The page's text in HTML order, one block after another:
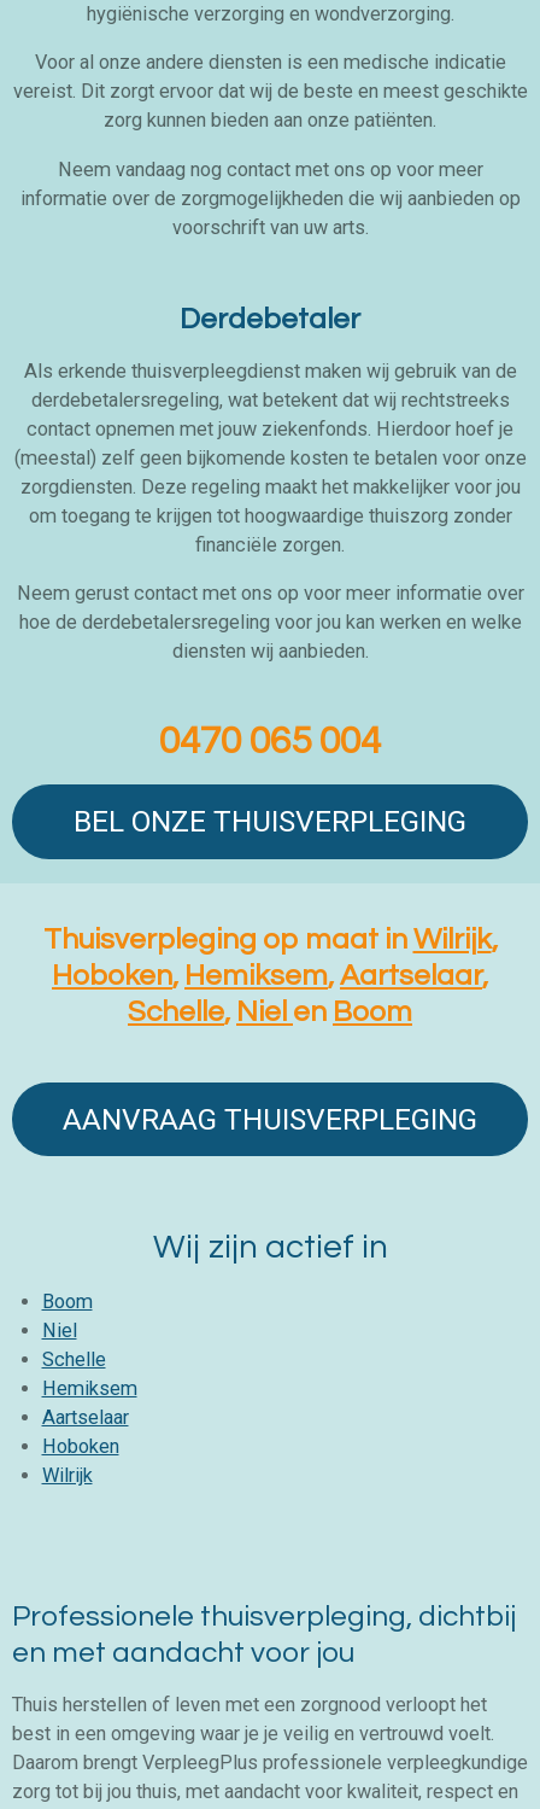
hygiënische verzorging en wondverzorging.
Voor al onze andere diensten is een medische indicatie
vereist. Dit zorgt ervoor dat wij de beste en meest geschikte
zorg kunnen bieden aan onze patiënten.
Neem vandaag nog contact met ons op voor meer
informatie over de zorgmogelijkheden die wij aanbieden op
voorschrift van uw arts.
Derdebetaler
Als erkende thuisverpleegdienst maken wij gebruik van de
derdebetalersregeling, wat betekent dat wij rechtstreeks
contact opnemen met jouw ziekenfonds. Hierdoor hoef je
(meestal) zelf geen bijkomende kosten te betalen voor onze
zorgdiensten. Deze regeling maakt het makkelijker voor jou
om toegang te krijgen tot hoogwaardige thuiszorg zonder
financiële zorgen.
Neem gerust contact met ons op voor meer informatie over
hoe de derdebetalersregeling voor jou kan werken en welke
diensten wij aanbieden.
0470 065 004
BEL ONZE THUISVERPLEGING
Thuisverpleging op maat in Wilrijk,
Hoboken, Hemiksem,Aartselaar,
Schelle, Niel en Boom
AANVRAAG THUISVERPLEGING
Wij zijn actief in
Boom
Niel
Schelle
Hemiksem
Aartselaar
Hoboken
Wilrijk
Professionele thuisverpleging, dichtbij
en met aandacht voor jou
Thuis herstellen of leven met een zorgnood verloopt het
best in een omgeving waar je je veilig en vertrouwd voelt.
Daarom brengt VerpleegPlus professionele verpleegkundige
zorg tot bij jou thuis, met aandacht voor kwaliteit, respect en